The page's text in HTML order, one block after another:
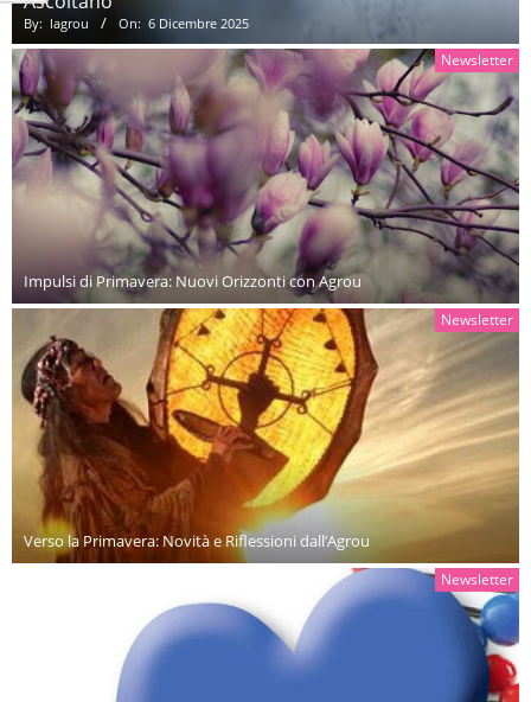
By: lagrou On: 6 Dicembre 2025
Newsletter
Impulsi di Primavera: Nuovi Orizzonti con Agrou
Newsletter
Verso la Primavera: Novità e Riflessioni dall’Agrou
Newsletter